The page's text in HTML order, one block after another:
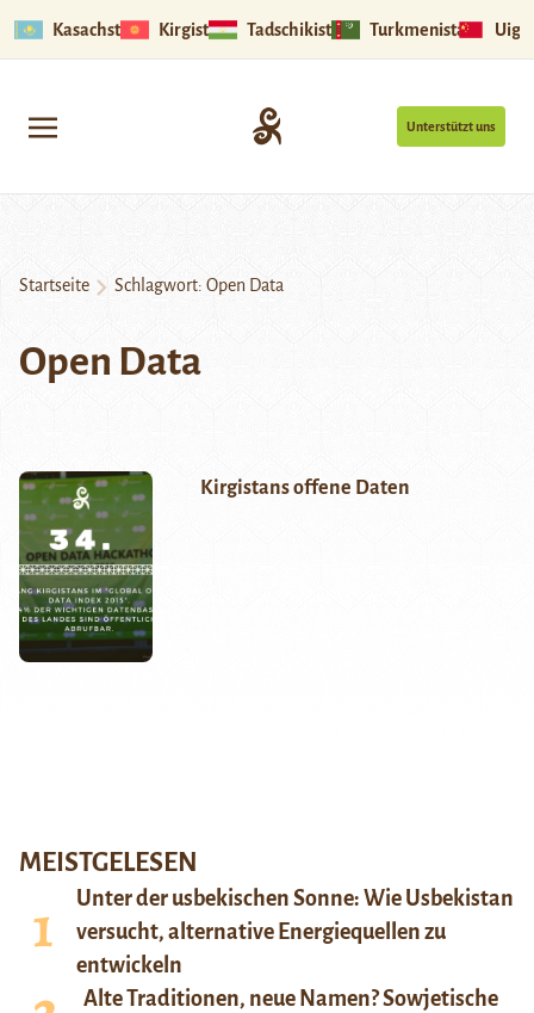
Kasachstan Kirgistan Tadschikistan Turkmenistan
Unterstützt uns
Startseite Schlagwort: Open Data
Open Data
Kirgistans offene Daten
MEISTGELESEN
Unter der usbekischen Sonne: Wie Usbekistan
versucht, alternative Energiequellen zu
entwickeln
Alte Traditionen, neue Namen? Sowjetische